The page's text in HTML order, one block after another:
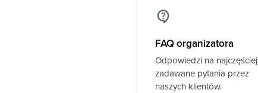
FAQ organizatora
Odpowiedzi na najczęściej
zadawane pytania przez
naszych klientów.